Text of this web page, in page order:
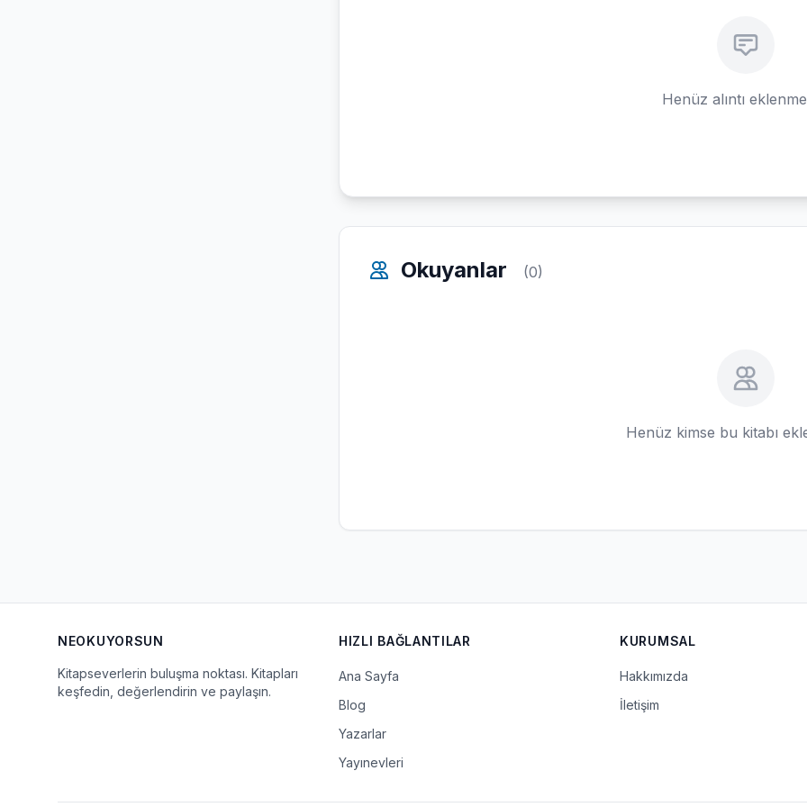
Henüz alıntı
Okuyanlar (0)
Henüz kimse bu kitabı
NEOKUYORSUN
Kitapseverlerin buluşma noktası. Kitapları
keşfedin, değerlendirin ve paylaşın.
HIZLI BAĞLANTILAR
Ana Sayfa
Blog
Yazarlar
Yayınevleri
KURUMSAL
Hakkımızda
İletişim